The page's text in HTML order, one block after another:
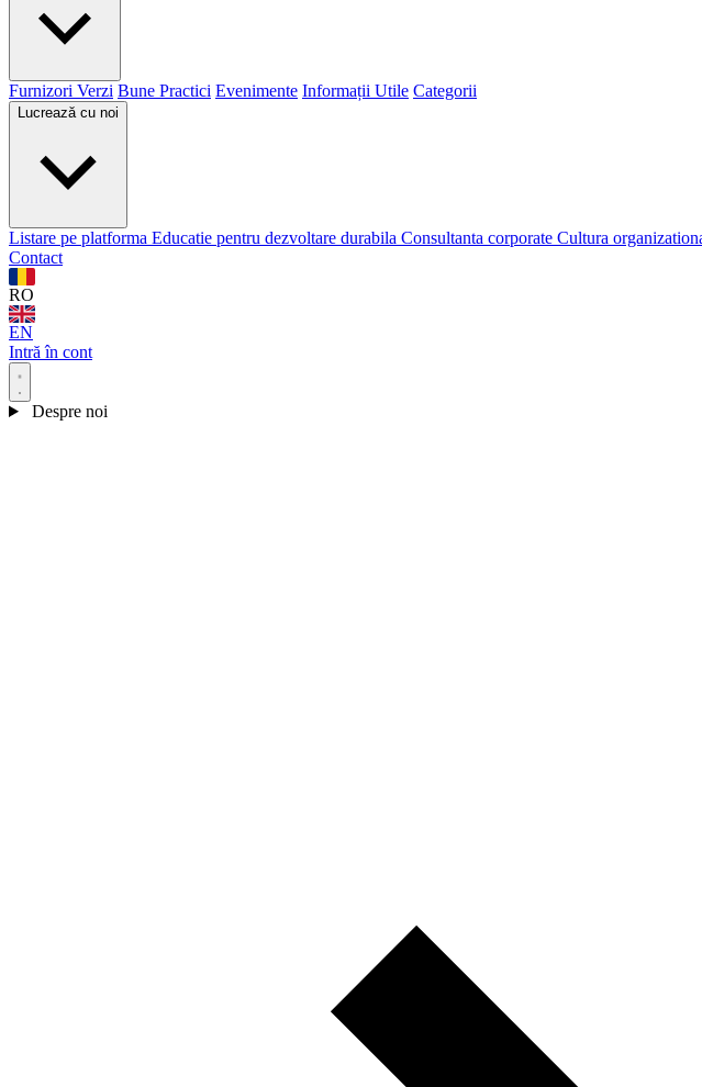
Furnizori Verzi Bune Practici Evenimente Informații Utile Categorii
Lucrează cu noi
Listare pe platforma Educatie pentru dezvoltare durabila Consultanta corporate Cultura
Contact
RO
EN
Intră în cont
Despre noi